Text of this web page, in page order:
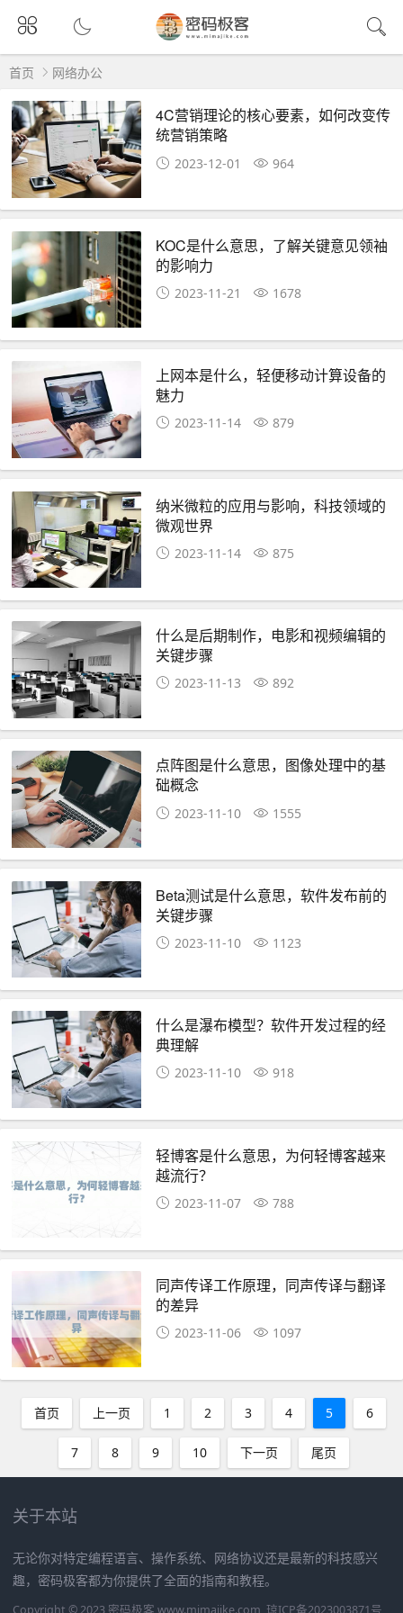
首页 网络办公
4C营销理论的核心要素，如何改变传
统营销策略
2023-12-01 964
KOC是什么意思，了解关键意见领袖
的影响力
2023-11-21 1678
上网本是什么，轻便移动计算设备的
魅力
2023-11-14 879
纳米微粒的应用与影响，科技领域的
微观世界
2023-11-14 875
什么是后期制作，电影和视频编辑的
关键步骤
2023-11-13 892
点阵图是什么意思，图像处理中的基
础概念
2023-11-10 1555
Beta测试是什么意思，软件发布前的
关键步骤
2023-11-10 1123
什么是瀑布模型？软件开发过程的经
典理解
2023-11-10 918
轻博客是什么意思，为何轻博客越来
越流行？
2023-11-07 788
同声传译工作原理，同声传译与翻译
的差异
2023-11-06 1097
首页 上一页 1 2 3 4 5 6
7 8 9 10 下一页 尾页
关于本站
无论你对特定编程语言、操作系统、网络协议还是最新的科技感兴
趣，密码极客都为你提供了全面的指南和教程。
Copyright © 2023 密码极客 www.mimajike.com 琼ICP备2023003871号